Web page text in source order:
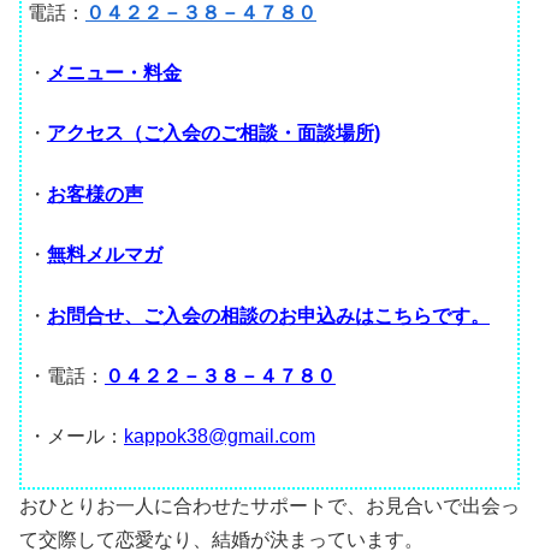
電話： ０４２２－３８－４７８０
・ メニュー・料金
・ アクセス（ご入会のご相談・面談場所)
・ お客様の声
・ 無料メルマガ
・ お問合せ、ご入会の相談のお申込みはこちらです。
・電話： ０４２２－３８－４７８０
・メール： kappok38@gmail.com
おひとりお一人に合わせたサポートで、お見合いで出会っ
て交際して恋愛なり、結婚が決まっています。